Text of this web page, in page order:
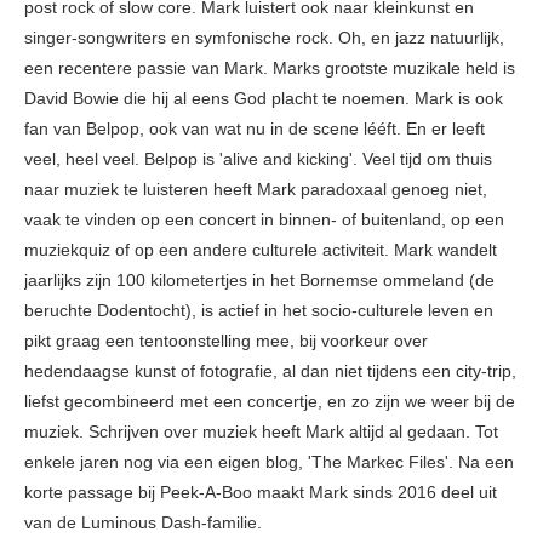
post rock of slow core. Mark luistert ook naar kleinkunst en
singer-songwriters en symfonische rock. Oh, en jazz natuurlijk,
een recentere passie van Mark. Marks grootste muzikale held is
David Bowie die hij al eens God placht te noemen. Mark is ook
fan van Belpop, ook van wat nu in de scene lééft. En er leeft
veel, heel veel. Belpop is 'alive and kicking'. Veel tijd om thuis
naar muziek te luisteren heeft Mark paradoxaal genoeg niet,
vaak te vinden op een concert in binnen- of buitenland, op een
muziekquiz of op een andere culturele activiteit. Mark wandelt
jaarlijks zijn 100 kilometertjes in het Bornemse ommeland (de
beruchte Dodentocht), is actief in het socio-culturele leven en
pikt graag een tentoonstelling mee, bij voorkeur over
hedendaagse kunst of fotografie, al dan niet tijdens een city-trip,
liefst gecombineerd met een concertje, en zo zijn we weer bij de
muziek. Schrijven over muziek heeft Mark altijd al gedaan. Tot
enkele jaren nog via een eigen blog, 'The Markec Files'. Na een
korte passage bij Peek-A-Boo maakt Mark sinds 2016 deel uit
van de Luminous Dash-familie.